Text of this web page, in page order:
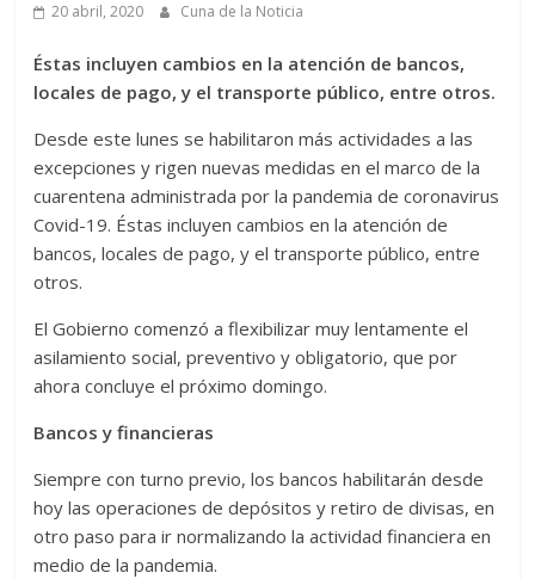
20 abril, 2020 Cuna de la Noticia
Éstas incluyen cambios en la atención de bancos,
locales de pago, y el transporte público, entre otros.
Desde este lunes se habilitaron más actividades a las
excepciones y rigen nuevas medidas en el marco de la
cuarentena administrada por la pandemia de coronavirus
Covid-19. Éstas incluyen cambios en la atención de
bancos, locales de pago, y el transporte público, entre
otros.
El Gobierno comenzó a flexibilizar muy lentamente el
asilamiento social, preventivo y obligatorio, que por
ahora concluye el próximo domingo.
Bancos y financieras
Siempre con turno previo, los bancos habilitarán desde
hoy las operaciones de depósitos y retiro de divisas, en
otro paso para ir normalizando la actividad financiera en
medio de la pandemia.